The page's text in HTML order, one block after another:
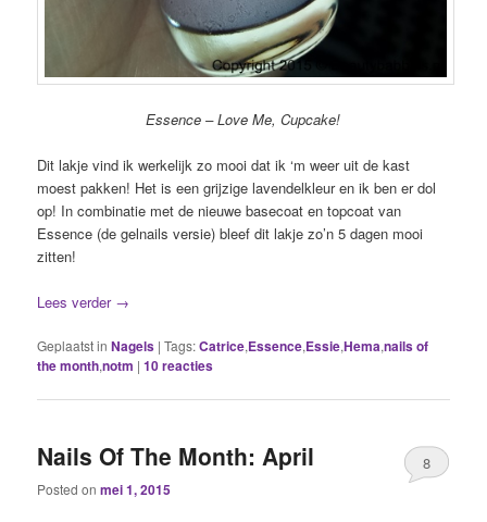
Essence – Love Me, Cupcake!
Dit lakje vind ik werkelijk zo mooi dat ik ‘m weer uit de kast
moest pakken! Het is een grijzige lavendelkleur en ik ben er dol
op! In combinatie met de nieuwe basecoat en topcoat van
Essence (de gelnails versie) bleef dit lakje zo’n 5 dagen mooi
zitten!
Lees verder →
Geplaatst in Nagels |Tags:Catrice,Essence,Essie,Hema,nails of
the month,notm |10reacties
Nails Of The Month: April
Posted onmei 1, 2015
8